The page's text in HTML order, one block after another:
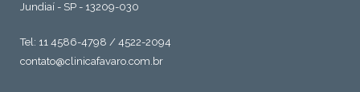
Jundiaí - SP - 13209-030
Tel: 11 4586-4798 / 4522-2094
contato@clinicafavaro.com.br